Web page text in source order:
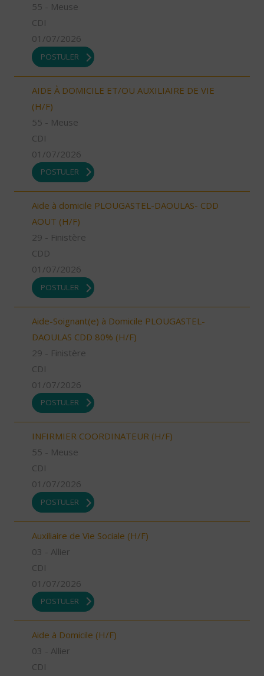
55 - Meuse
CDI
01/07/2026
POSTULER
AIDE À DOMICILE ET/OU AUXILIAIRE DE VIE
(H/F)
55 - Meuse
CDI
01/07/2026
POSTULER
Aide à domicile PLOUGASTEL-DAOULAS- CDD
AOUT (H/F)
29 - Finistère
CDD
01/07/2026
POSTULER
Aide-Soignant(e) à Domicile PLOUGASTEL-
DAOULAS CDD 80% (H/F)
29 - Finistère
CDI
01/07/2026
POSTULER
INFIRMIER COORDINATEUR (H/F)
55 - Meuse
CDI
01/07/2026
POSTULER
Auxiliaire de Vie Sociale (H/F)
03 - Allier
CDI
01/07/2026
POSTULER
Aide à Domicile (H/F)
03 - Allier
CDI